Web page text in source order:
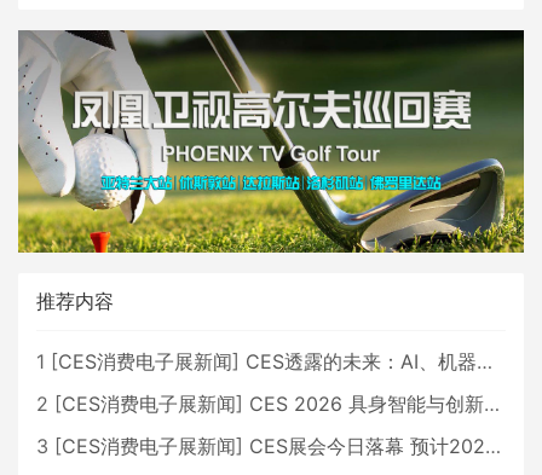
推荐内容
1 [CES消费电子展新闻] CES透露的未来：AI、机器人与智能生活大爆发
2 [CES消费电子展新闻] CES 2026 具身智能与创新领域 中国公司大放异彩
3 [CES消费电子展新闻] CES展会今日落幕 预计2026行业收入将超五千亿美元